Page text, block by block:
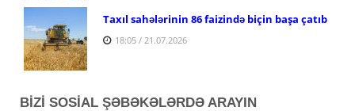
Taxıl sahələrinin 86 faizində biçin başa çatıb
18:05 / 21.07.2026
BİZİ SOSİAL ŞƏBƏKƏLƏRDƏ ARAYIN